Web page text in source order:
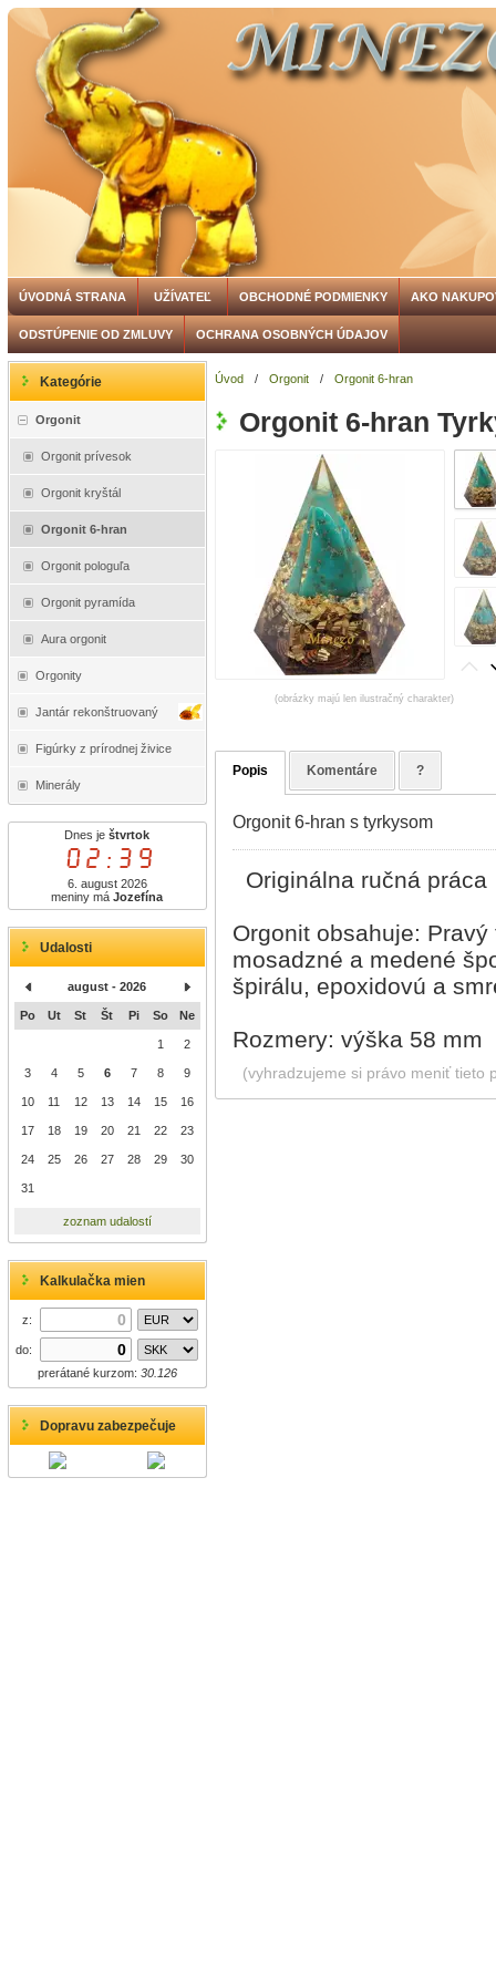
ÚVODNÁ STRANA UŽÍVATEĽ OBCHODNÉ PODMIENKY AKO
ODSTÚPENIE OD ZMLUVY OCHRANA OSOBNÝCH ÚDAJOV
Kategórie
Orgonit
Orgonit prívesok
Orgonit kryštál
Orgonit 6-hran
Orgonit pologuľa
Orgonit pyramída
Aura orgonit
Orgonity
Jantár rekonštruovaný
Figúrky z prírodnej živice
Minerály
Dnes ještvrtok
02:39
6. august 2026
meniny máJozefína
Udalosti
august - 2026
Po Ut St Št Pi So Ne
1 2
3 4 5 6 7 8 9
10 11 12 13 14 15 16
17 18 19 20 21 22 23
24 25 26 27 28 29 30
31
zoznam udalostí
Kalkulačka mien
z:
do:
prerátané kurzom: 30.126
Dopravu zabezpečuje
Úvod / Orgonit / Orgonit 6-hran
Orgonit 6-hran
(obrázky majú len ilustračný charakter)
Popis Komentáre ?
Orgonit 6-hran s tyrkysom
Originálna ručná práca
Orgonit obsahuje:
mosadzné a medené
špirálu, epoxidovú a
Rozmery: výška 58 mm
(vyhradzujeme si právo meniť tieto